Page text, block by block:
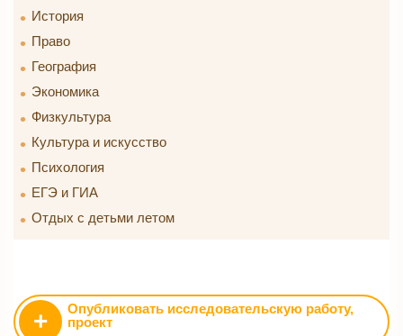
История
Право
География
Экономика
Физкультура
Культура и искусство
Психология
ЕГЭ и ГИА
Отдых с детьми летом
+
Опубликовать исследовательскую работу,
проект